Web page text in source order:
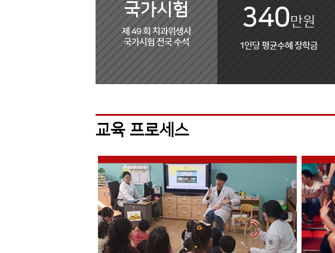
국가시험
제 49 회 치과위생사
국가시험 전국 수석
340만원
1인당 평균수혜 장학금
교육 프로세스